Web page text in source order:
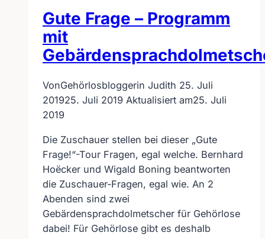
Gute Frage – Programm
mit
VonGehörlosbloggerin Judith 25. Juli
201925. Juli 2019 Aktualisiert am25. Juli
2019
Die Zuschauer stellen bei dieser „Gute
Frage!“-Tour Fragen, egal welche. Bernhard
Hoëcker und Wigald Boning beantworten
die Zuschauer-Fragen, egal wie. An 2
Abenden sind zwei
Gebärdensprachdolmetscher für Gehörlose
dabei! Für Gehörlose gibt es deshalb